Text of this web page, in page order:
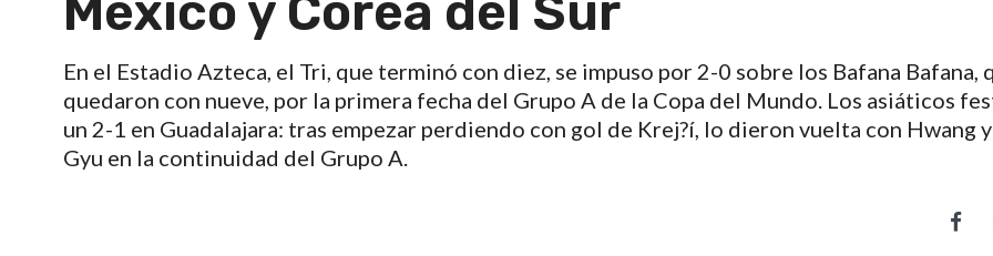
México y Corea del Sur
En el Estadio Azteca, el Tri, que terminó con diez, se impuso por 2-0 sobre los Bafana Bafana,
quedaron con nueve, por la primera fecha del Grupo A de la Copa del Mundo. Los asiáticos
un 2-1 en Guadalajara: tras empezar perdiendo con gol de Krej?í, lo dieron vuelta con Hwang
Gyu en la continuidad del Grupo A.